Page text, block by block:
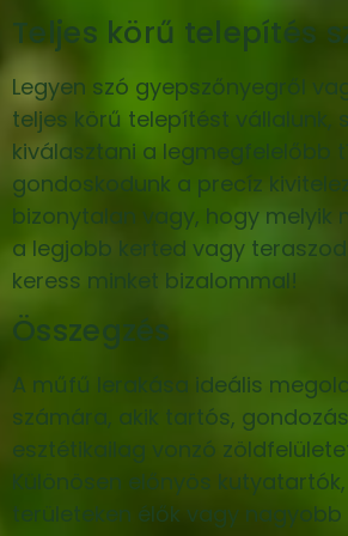
Teljes körű telepítés
Legyen szó gyepszőnyegről
teljes körű telepítést vállalunk,
kiválasztani a legmegfelelőbb
gondoskodunk a precíz
bizonytalan vagy, hogy melyik
a legjobb kerted vagy
keress minket bizalommal!
Összegzés
A műfű lerakása ideális
számára, akik tartós,
esztétikailag vonzó
Különösen előnyös
területeken élők vagy